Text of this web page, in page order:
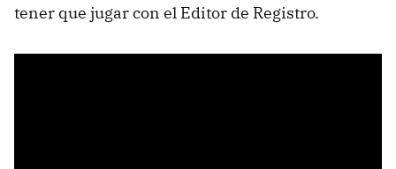
tener que jugar con el Editor de Registro.